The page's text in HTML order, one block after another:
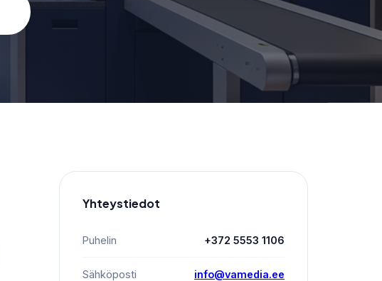
Yhteystiedot
Puhelin +372 5553 1106
Sähköposti info@vamedia.ee